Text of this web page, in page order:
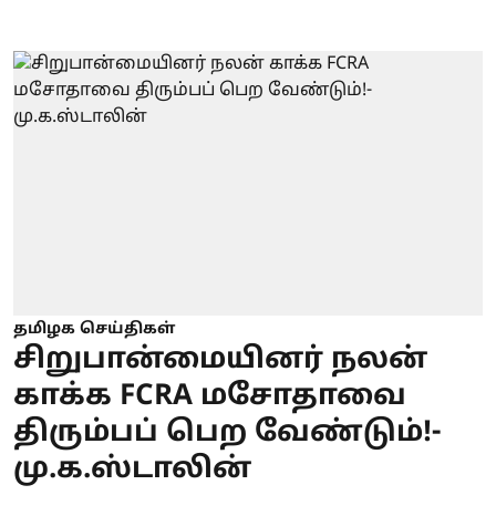
தமிழக செய்திகள்
சிறுபான்மையினர் நலன்
காக்க FCRA மசோதாவை
திரும்பப் பெற வேண்டும்!-
மு.க.ஸ்டாலின்